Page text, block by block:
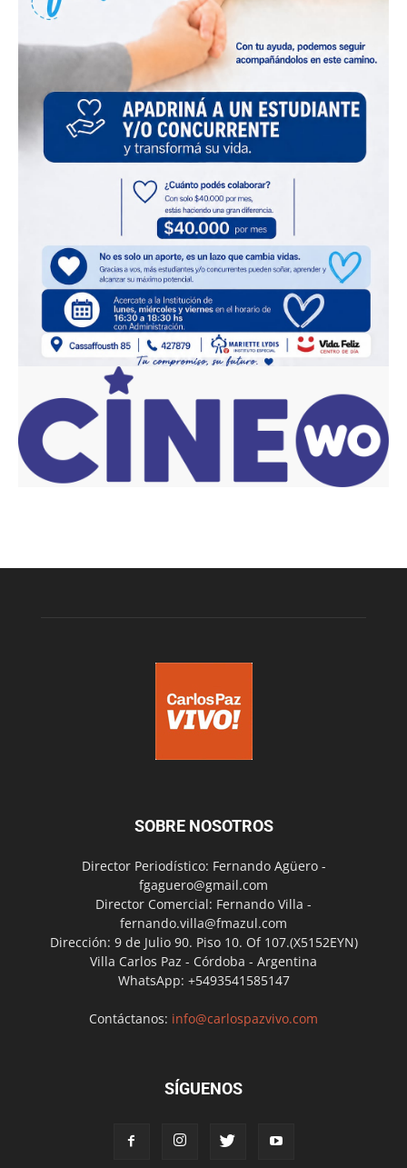
SOBRE NOSOTROS
Director Periodístico: Fernando Agüero -
fgaguero@gmail.com
Director Comercial: Fernando Villa -
fernando.villa@fmazul.com
Dirección: 9 de Julio 90. Piso 10. Of 107.(X5152EYN)
Villa Carlos Paz - Córdoba - Argentina
WhatsApp: +5493541585147
Contáctanos: info@carlospazvivo.com
SÍGUENOS